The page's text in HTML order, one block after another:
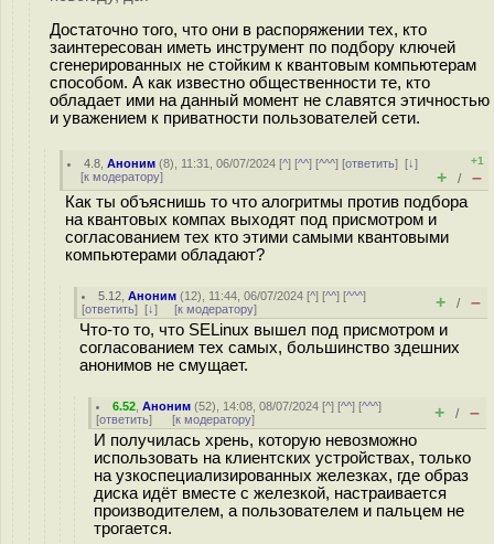
Достаточно того, что они в распоряжении тех, кто
заинтересован иметь инструмент по подбору ключей
сгенерированных не стойким к квантовым компьютерам
способом. А как известно общественности те, кто
обладает ими на данный момент не славятся этичностью
и уважением к приватности пользователей сети.
4.8 ,Аноним (8), 11:31, 06/07/2024 [^] [^^] [^^^] [ответить][↓]
[к модератору]
+1
+ / –
Как ты объяснишь то что алогритмы против подбора
на квантовых компах выходят под присмотром и
согласованием тех кто этими самыми квантовыми
компьютерами обладают?
5.12 ,Аноним (12), 11:44, 06/07/2024 [^] [^^] [^^^]
[ответить] [↓] [к модератору] + / –
Что-то то, что SELinux вышел под присмотром и
согласованием тех самых, большинство здешних
анонимов не смущает.
6.52 ,Аноним (52), 14:08, 08/07/2024 [^] [^^] [^^^]
[ответить] [к модератору] + / –
И получилась хрень, которую невозможно
использовать на клиентских устройствах, только
на узкоспециализированных железках, где образ
диска идёт вместе с железкой, настраивается
производителем, а пользователем и пальцем не
трогается.